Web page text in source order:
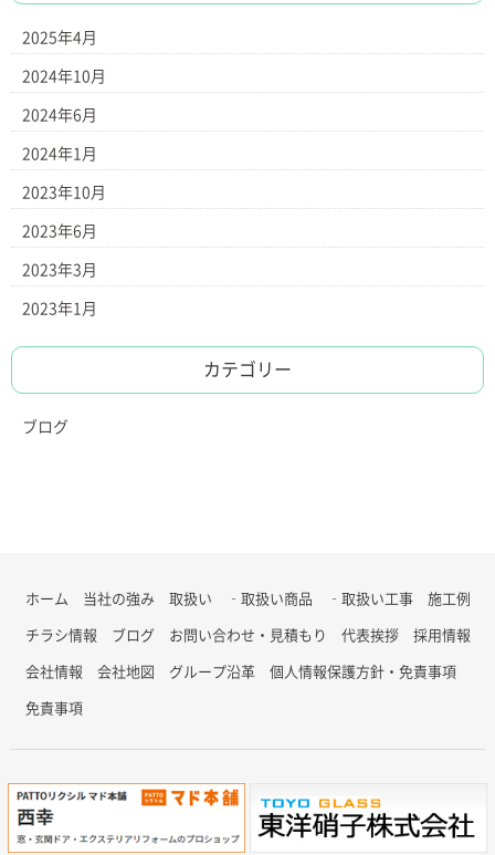
2025年4月
2024年10月
2024年6月
2024年1月
2023年10月
2023年6月
2023年3月
2023年1月
カテゴリー
ブログ
ホーム 当社の強み 取扱い ‐取扱い商品 ‐取扱い工事 施工例
チラシ情報 ブログ お問い合わせ・見積もり 代表挨拶 採用情報
会社情報 会社地図 グループ沿革 個人情報保護方針・免責事項
免責事項